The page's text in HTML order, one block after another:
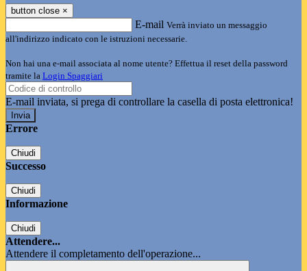
button close ×
E-mail Verrà inviato un messaggio
all'indirizzo indicato con le istruzioni necessarie.
Non hai una e-mail associata al nome utente? Effettua il reset della password
tramite la Login Spaggiari
E-mail inviata, si prega di controllare la casella di posta elettronica!
Errore
Chiudi
Successo
Chiudi
Informazione
Chiudi
Attendere...
Attendere il completamento dell'operazione...